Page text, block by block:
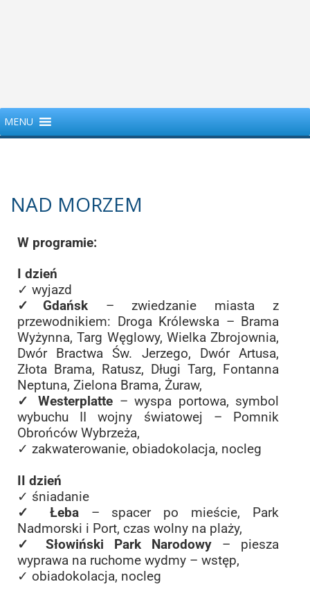
MENU
NAD MORZEM
W programie:
I dzień
✓ wyjazd
✓Gdańsk– zwiedzanie miasta z
przewodnikiem: Droga Królewska – Brama
Wyżynna, Targ Węglowy, Wielka Zbrojownia,
Dwór Bractwa Św. Jerzego, Dwór Artusa,
Złota Brama, Ratusz, Długi Targ, Fontanna
Neptuna, Zielona Brama, Żuraw,
✓ Westerplatte – wyspa portowa, symbol
wybuchu II wojny światowej – Pomnik
Obrońców Wybrzeża,
✓ zakwaterowanie, obiadokolacja, nocleg
II dzień
✓ śniadanie
✓ Łeba– spacer po mieście, Park
Nadmorski i Port, czas wolny na plaży,
✓ Słowiński Park Narodowy – piesza
wyprawa na ruchome wydmy – wstęp,
✓ obiadokolacja, nocleg